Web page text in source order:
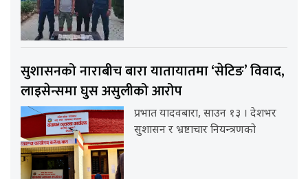
सुशासनको नाराबीच बारा यातायातमा ‘सेटिङ’ विवाद,
लाइसेन्समा घुस असुलीको आरोप
प्रभात यादवबारा, साउन १३ । देशभर
सुशासन र भ्रष्टाचार नियन्त्रणको